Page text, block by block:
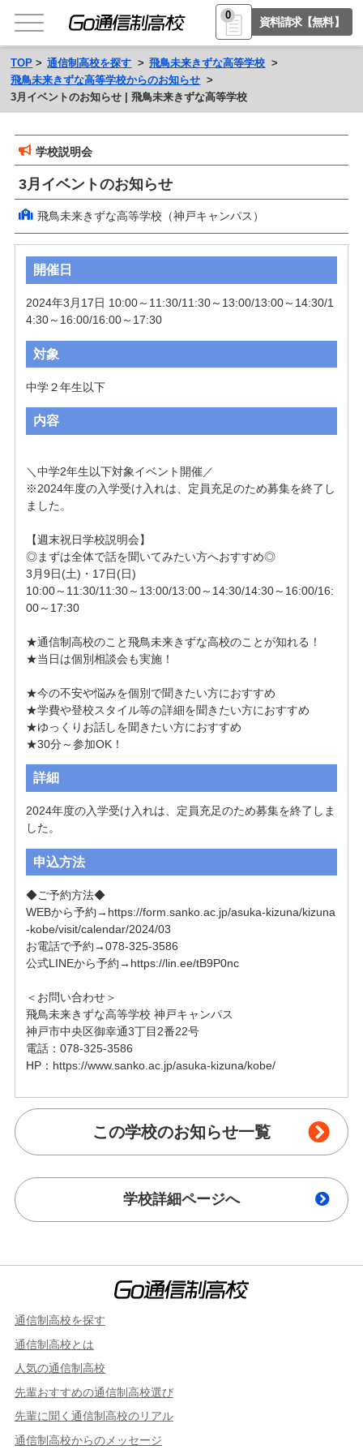
0
資料請求【無料】
TOP 通信制高校を探す
飛鳥未来きずな高等学校
飛鳥未来きずな高等学校からのお知らせ
3月イベントのお知らせ | 飛鳥未来きずな高等学校
学校説明会
3月イベントのお知らせ
飛鳥未来きずな高等学校（神戸キャンパス）
開催日
2024年3月17日 10:00～11:30/11:30～13:00/13:00～14:30/1
4:30～16:00/16:00～17:30
対象
中学２年生以下
内容
＼中学2年生以下対象イベント開催／
※2024年度の入学受け入れは、定員充足のため募集を終了し
ました。
【週末祝日学校説明会】
◎まずは全体で話を聞いてみたい方へおすすめ◎
3月9日(土)・17日(日)
10:00～11:30/11:30～13:00/13:00～14:30/14:30～16:00/16:
00～17:30
★通信制高校のこと飛鳥未来きずな高校のことが知れる！
★当日は個別相談会も実施！
★今の不安や悩みを個別で聞きたい方におすすめ
★学費や登校スタイル等の詳細を聞きたい方におすすめ
★ゆっくりお話しを聞きたい方におすすめ
★30分～参加OK！
詳細
2024年度の入学受け入れは、定員充足のため募集を終了しま
した。
申込方法
◆ご予約方法◆
WEBから予約→https://form.sanko.ac.jp/asuka-kizuna/kizuna
-kobe/visit/calendar/2024/03
お電話で予約→078-325-3586
公式LINEから予約→https://lin.ee/tB9P0nc
＜お問い合わせ＞
飛鳥未来きずな高等学校 神戸キャンパス
神戸市中央区御幸通3丁目2番22号
電話：078-325-3586
HP：https://www.sanko.ac.jp/asuka-kizuna/kobe/
この学校のお知らせ一覧
学校詳細ページへ
通信制高校を探す
通信制高校とは
人気の通信制高校
先輩おすすめの通信制高校選び
先輩に聞く通信制高校のリアル
通信制高校からのメッセージ